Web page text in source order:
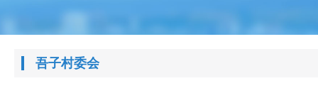
吾子村委会